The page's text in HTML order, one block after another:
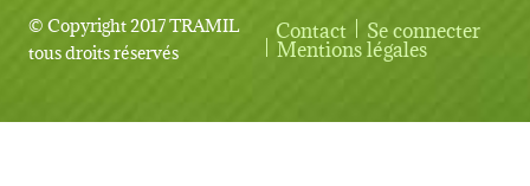
© Copyright 2017 TRAMIL
tous droits réservés
User account menu
Contact Se connecter
Mentions légales